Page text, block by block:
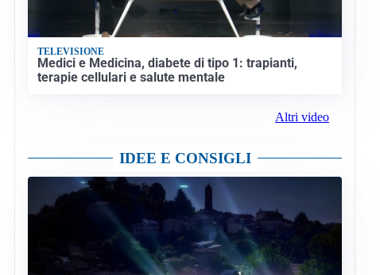
TELEVISIONE
Medici e Medicina, diabete di tipo 1: trapianti,
terapie cellulari e salute mentale
Altri video
IDEE E CONSIGLI